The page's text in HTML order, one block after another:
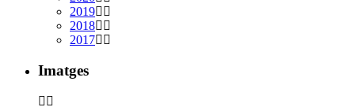
2019
2018
2017
Imatges